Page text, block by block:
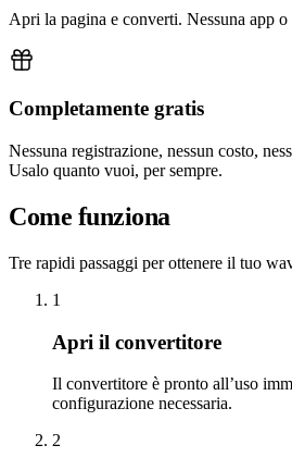
Apri la pagina e converti. Nessuna app o
Completamente gratis
Nessuna registrazione, nessun costo,
Usalo quanto vuoi, per sempre.
Come funziona
Tre rapidi passaggi per ottenere il tuo
1
Apri il convertitore
Il convertitore è pronto all’uso
configurazione necessaria.
2